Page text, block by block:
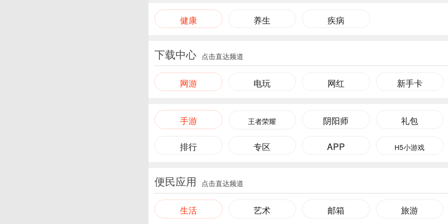
健康 养生 疾病
下载中心 点击直达频道
网游 电玩 网红 新手卡
手游 王者荣耀 阴阳师 礼包
排行 专区 APP H5小游戏
便民应用 点击直达频道
生活 艺术 邮箱 旅游